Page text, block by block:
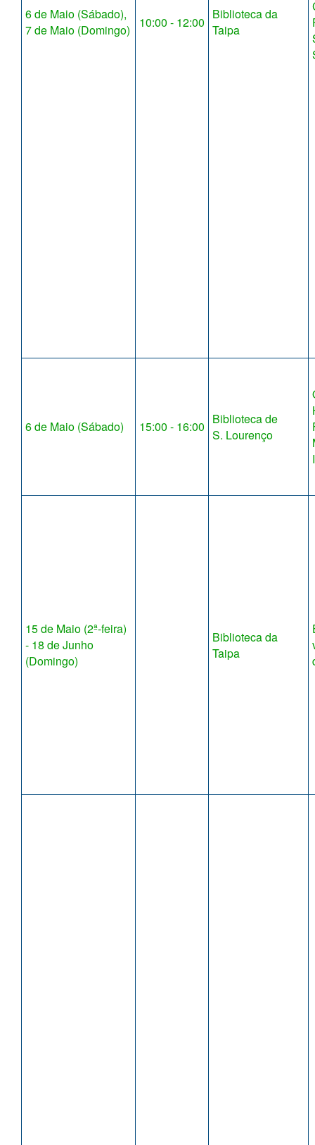
6 de Maio (Sábado),
7 de Maio (Domingo)
10:00 - 12:00
Biblioteca da
Taipa
6 de Maio (Sábado) 15:00 - 16:00 Biblioteca de
S. Lourenço
15 de Maio (2ª-feira)
- 18 de Junho
(Domingo)
Biblioteca da
Taipa